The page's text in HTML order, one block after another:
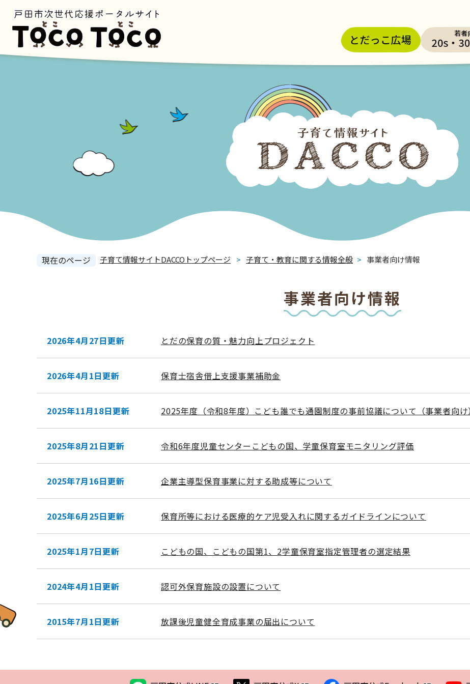
現在のページ 子育て情報サイトDACCOトップページ > 子育て・教育に関する情報全般 > 事業者向け情報
事業者向け情報
2026年4月27日更新 とだの保育の質・魅力向上プロジェクト
2026年4月1日更新 保育士宿舎借上支援事業補助金
2025年11月18日更新 2025年度（令和8年度）こども誰でも通園制度の事前協議について（事業者向け
2025年8月21日更新 令和6年度児童センターこどもの国、学童保育室モニタリング評価
2025年7月16日更新 企業主導型保育事業に対する助成等について
2025年6月25日更新 保育所等における医療的ケア児受入れに関するガイドラインについて
2025年1月7日更新 こどもの国、こどもの国第1、2学童保育室指定管理者の選定結果
2024年4月1日更新 認可外保育施設の設置について
2015年7月1日更新 放課後児童健全育成事業の届出について